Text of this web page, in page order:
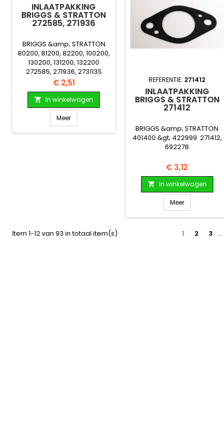
INLAATPAKKING
BRIGGS & STRATTON
272585, 271936
BRIGGS &amp; STRATTON
80200, 81200, 82200, 100200,
130200, 131200, 132200
272585, 271936, 273113S
Prijs
€ 2,51
 In winkelwagen
Meer
REFERENTIE: 271412
INLAATPAKKING
BRIGGS & STRATTON
271412
BRIGGS &amp; STRATTON
401400 &gt; 422999 271412,
692278
Prijs
€ 3,12
 In winkelwagen
Meer
Item 1-12 van 93 in totaal item(s) 1 2 3 …